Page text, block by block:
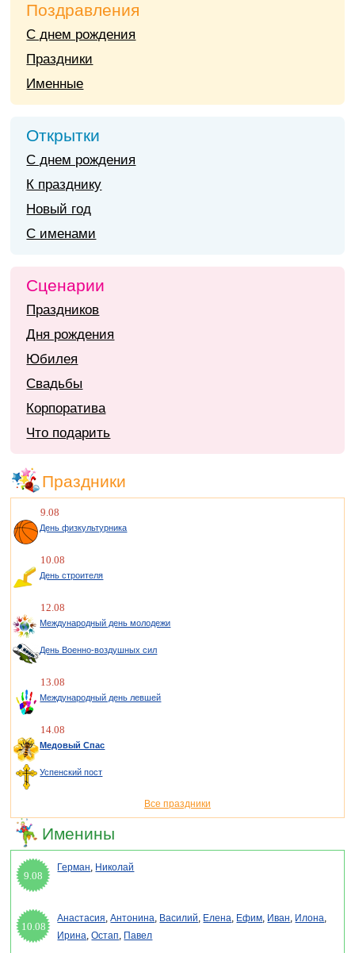
Поздравления
С днем рождения
Праздники
Именные
Открытки
С днем рождения
К празднику
Новый год
С именами
Сценарии
Праздников
Дня рождения
Юбилея
Свадьбы
Корпоратива
Что подарить
Праздники
9.08
День физкультурника
10.08
День строителя
12.08
Международный день молодежи
День Военно-воздушных сил
13.08
Международный день левшей
14.08
Медовый Спас
Успенский пост
Все праздники
Именины
9.08
Герман, Николай
10.08
Анастасия,Антонина, Василий, Елена, Ефим, Иван, Илона,
Ирина,Остап, Павел